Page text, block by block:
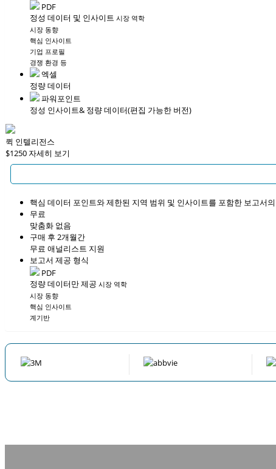
PDF
정성 데이터 및 인사이트 시장 역학
시장 동향
핵심 인사이트
기업 프로필
경쟁 환경 등
엑셀
정량 데이터
파워포인트
정성 인사이트& 정량 데이터(편집 가능한 버전)
퀵 인텔리전스
$1250자세히 보기
핵심 데이터 포인트와 제한된 지역 범위 및 인사이트를 포함한 보고서
무료
맞춤화 없음
구매 후 2개월간
무료 애널리스트 지원
보고서 제공 형식
PDF
정량 데이터만 제공 시장 역학
시장 동향
핵심 인사이트
계기반